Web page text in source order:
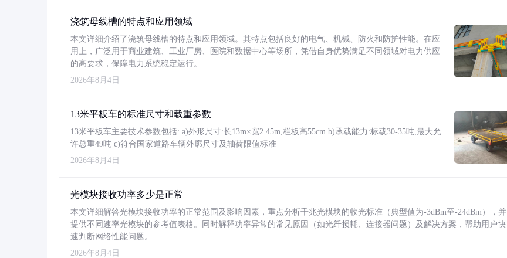
浇筑母线槽的特点和应用领域
本文详细介绍了浇筑母线槽的特点和应用领域。其特点包括良好的电气、机械、防火和防护性能。在应
用上，广泛用于商业建筑、工业厂房、医院和数据中心等场所，凭借自身优势满足不同领域对电力供应
的高要求，保障电力系统稳定运行。
2026年8月4日
13米平板车的标准尺寸和载重参数
13米平板车主要技术参数包括: a)外形尺寸:长13m×宽2.45m,栏板高55cm b)承载能力:标载30-35吨,最大允
许总重49吨 c)符合国家道路车辆外廓尺寸及轴荷限值标准
2026年8月4日
光模块接收功率多少是正常
本文详细解答光模块接收功率的正常范围及影响因素，重点分析千兆光模块的收光标准（典型值为-3dBm至-24dBm），并
提供不同速率光模块的参考值表格。同时解释功率异常的常见原因（如光纤损耗、连接器问题）及解决方案，帮助用户快
速判断网络性能问题。
2026年8月4日